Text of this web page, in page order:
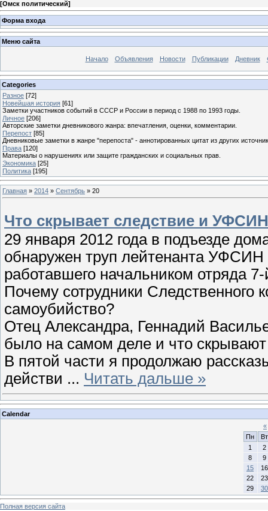
[Омск политический]
Форма входа
Меню сайта
Начало Объявления Новости Публикации Дневник
Categories
Разное [72]
Новейшая история [61]
Заметки участников событий в СССР и России в период с 1988 по 1993 годы.
Личное [206]
Авторские заметки дневникового жанра: впечатления, оценки, комментарии.
Перепост [85]
Дневниковые заметки в жанре "перепоста" - аннотированных цитат из других
Права [120]
Материалы о нарушениях или защите гражданских и социальных прав.
Экономика [25]
Политика [195]
Главная » 2014 » Сентябрь » 20
Что скрывает следствие и
29 января 2012 года в подъезде
обнаружен труп лейтенанта УФСИН
работавшего начальником отряда
Почему сотрудники Следственного
самоубийство?
Отец Александра, Геннадий
было на самом деле и что
В пятой части я продолжаю
действи ... Читать дальше »
Calendar
«
Пн
Вт
1
2
8
9
15
16
22
23
29
30
Полная версия сайта